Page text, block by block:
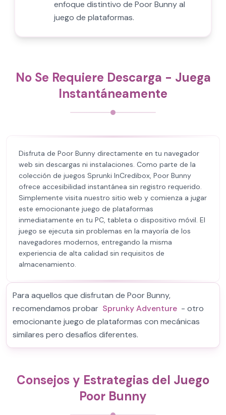
enfoque distintivo de Poor Bunny al
juego de plataformas.
No Se Requiere Descarga - Juega
Instantáneamente
Disfruta de Poor Bunny directamente en tu navegador
web sin descargas ni instalaciones. Como parte de la
colección de juegos Sprunki InCredibox, Poor Bunny
ofrece accesibilidad instantánea sin registro requerido.
Simplemente visita nuestro sitio web y comienza a jugar
este emocionante juego de plataformas
inmediatamente en tu PC, tableta o dispositivo móvil. El
juego se ejecuta sin problemas en la mayoría de los
navegadores modernos, entregando la misma
experiencia de alta calidad sin requisitos de
almacenamiento.
Para aquellos que disfrutan de Poor Bunny,
recomendamos probar Sprunky Adventure - otro
emocionante juego de plataformas con mecánicas
similares pero desafíos diferentes.
Consejos y Estrategias del Juego
Poor Bunny